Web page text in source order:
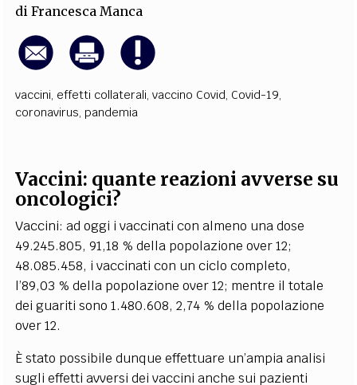
diFrancesca Manca
vaccini, effetti collaterali,vaccino Covid, Covid-19,
coronavirus, pandemia
Vaccini: quante reazioni avverse su
oncologici?
Vaccini: ad oggi i vaccinati con almeno una dose
49.245.805, 91,18 % della popolazione over 12;
48.085.458, i vaccinati con un ciclo completo,
l’89,03 % della popolazione over 12; mentre il totale
dei guariti sono 1.480.608, 2,74 % della popolazione
over 12.
È stato possibile dunque effettuare un’ampia analisi
sugli effetti avversi dei vaccini anche sui pazienti